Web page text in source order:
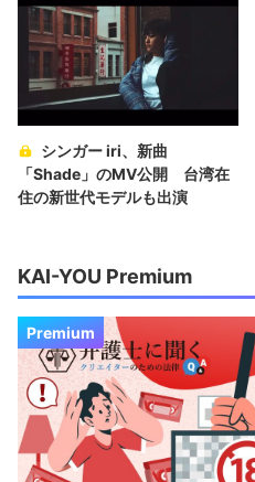
シンガー iri、新曲
「Shade」のMV公開 台湾在
住の新世代モデルも出演
KAI-YOU Premium
Premium